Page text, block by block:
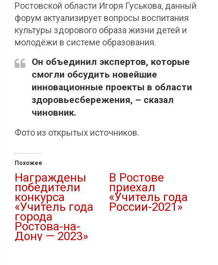
Ростовской области Игоря Гуськова, данный
форум актуализирует вопросы воспитания
культуры здорового образа жизни детей и
молодёжи в системе образования.
Он объединил экспертов, которые
смогли обсудить новейшие
инновационные проекты в области
здоровьесбережения, – сказал
чиновник.
Фото из открытых источников.
Похожее
Награждены
победители
конкурса
«Учитель года
города
Ростова-на-
Дону — 2023»
В Ростове
приехал
«Учитель года
России-2021»